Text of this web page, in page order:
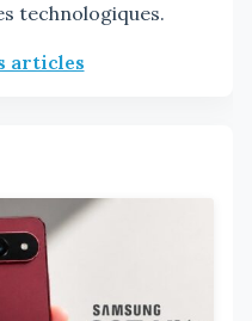
technologiques.
articles